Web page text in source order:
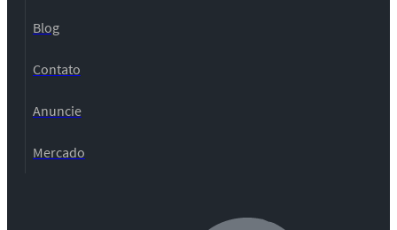
Blog
Contato
Anuncie
Mercado